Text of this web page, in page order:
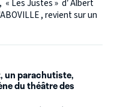
Les Justes » d’ Albert
, revient sur un
un parachutiste,
du théâtre des